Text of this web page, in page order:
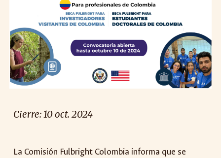
Cierre:10oct. 2024
La Comisión Fulbright Colombia informa que se